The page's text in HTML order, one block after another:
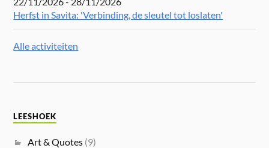
Herfst in Savita: 'Verbinding, de sleutel tot loslaten'
Alle activiteiten
LEESHOEK
Art & Quotes (9)